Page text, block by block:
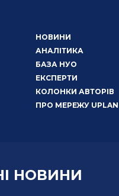
НОВИНИ
АНАЛІТИКА
БАЗА НУО
ЕКСПЕРТИ
КОЛОНКИ АВТОРІВ
ПРО МЕРЕЖУ UPLAN
НОВИНИ